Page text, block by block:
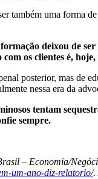
também uma forma
deixou de
os clientes é,
posterior, mas de
nessa era da
tentam
sempre.
– Economia/
um-ano-diz-relatorio/.